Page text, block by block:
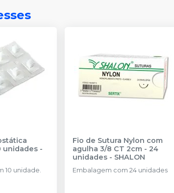
unidades -
10 unidade.
Fio de Sutura Nylon com
agulha 3/8 CT 2cm - 24
unidades - SHALON
Embalagem com 24 unidades